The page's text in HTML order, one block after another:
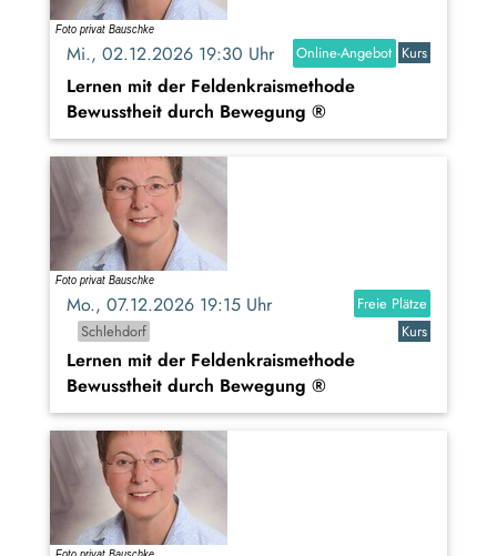
Mi., 02.12.2026 19:30 Uhr Online-Angebot Kurs
Lernen mit der Feldenkraismethode
Bewusstheit durch Bewegung ®
Mo., 07.12.2026 19:15 Uhr
Freie Plätze
Schlehdorf
Kurs
Lernen mit der Feldenkraismethode
Bewusstheit durch Bewegung ®